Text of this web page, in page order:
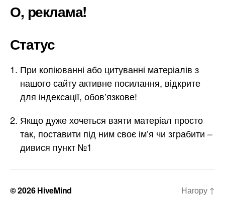
О, реклама!
Статус
При копіюванні або цитуванні матеріалів з
нашого сайту активне посилання, відкрите
для індексації, обов’язкове!
Якщо дуже хочеться взяти матеріал просто
так, поставити під ним своє ім’я чи зграбити –
дивися пункт №1
© 2026HiveMind Нагору ↑